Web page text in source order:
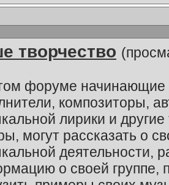
творчество
форуме начинающие
композиторы,
лирики и другие
могут рассказать о
деятельности,
о своей группе,